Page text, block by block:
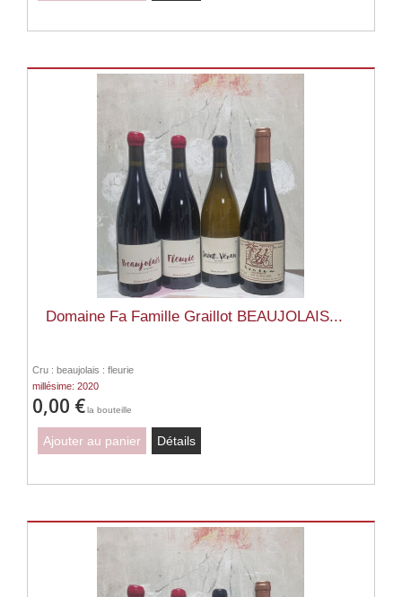
Domaine Fa Famille Graillot BEAUJOLAIS...
Cru : beaujolais : fleurie
millésime: 2020
0,00 €la bouteille
Ajouter au panier Détails